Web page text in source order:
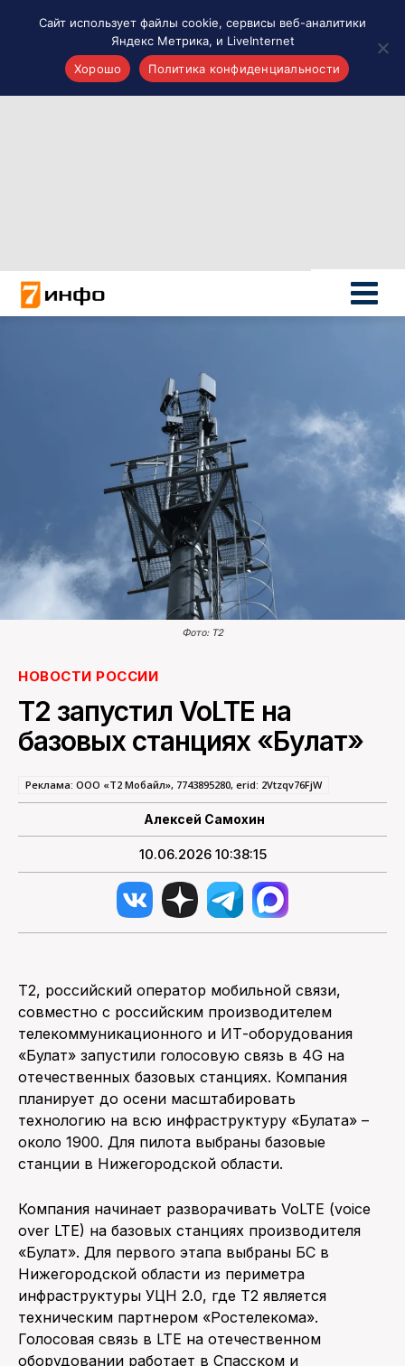
Новости России
Политика
Новости мира
ПОИСК ПО САЙТУ
Фото: T2
НОВОСТИ РОССИИ
Т2 запустил VoLTE на
базовых станциях «Булат»
Реклама: ООО «Т2 Мобайл», 7743895280, erid: 2Vtzqv76FjW
Алексей Самохин
10.06.2026 10:38:15
Т2, российский оператор мобильной связи,
совместно с российским производителем
телекоммуникационного и ИТ-оборудования
«Булат» запустили голосовую связь в 4G на
отечественных базовых станциях. Компания
планирует до осени масштабировать
технологию на всю инфраструктуру «Булата» –
около 1900. Для пилота выбраны базовые
станции в Нижегородской области.
Компания начинает разворачивать VoLTE (voice
over LTE) на базовых станциях производителя
«Булат». Для первого этапа выбраны БС в
Нижегородской области из периметра
инфраструктуры УЦН 2.0, где Т2 является
техническим партнером «Ростелекома».
Голосовая связь в LTE на отечественном
оборудовании работает в Спасском и
Сайт использует файлы cookie, сервисы веб-аналитики
Яндекс Метрика, и LiveInternet
Хорошо
Политика конфиденциальности